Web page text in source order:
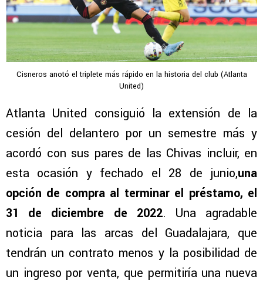
Cisneros anotó el triplete más rápido en la historia del club (Atlanta
United)
Atlanta United consiguió la extensión de la
cesión del delantero por un semestre más y
acordó con sus pares de las Chivas incluir, en
esta ocasión y fechado el 28 de junio,una
opción de compra al terminar el préstamo, el
31 de diciembre de 2022. Una agradable
noticia para las arcas del Guadalajara, que
tendrán un contrato menos y la posibilidad de
un ingreso por venta, que permitiría una nueva